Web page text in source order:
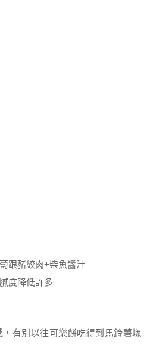
跟豬絞肉+柴魚醬汁
度降低許多
有別以往可樂餅吃得到馬鈴薯塊